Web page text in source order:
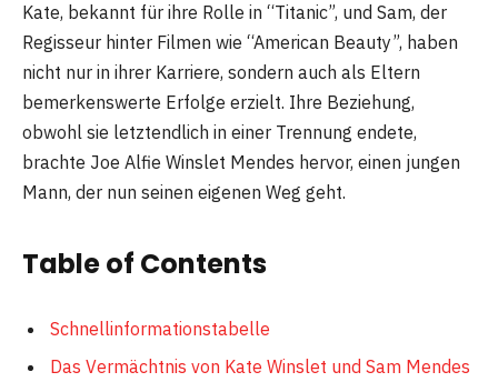
Kate, bekannt für ihre Rolle in “Titanic”, und Sam, der
Regisseur hinter Filmen wie “American Beauty”, haben
nicht nur in ihrer Karriere, sondern auch als Eltern
bemerkenswerte Erfolge erzielt. Ihre Beziehung,
obwohl sie letztendlich in einer Trennung endete,
brachte Joe Alfie Winslet Mendes hervor, einen jungen
Mann, der nun seinen eigenen Weg geht.
Table of Contents
Schnellinformationstabelle
Das Vermächtnis von Kate Winslet und Sam Mendes